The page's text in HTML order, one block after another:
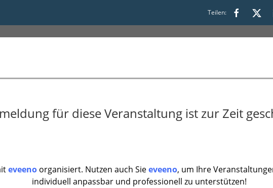
Teilen:
für diese Veranstaltung ist zur Zeit
eveeno organisiert. Nutzen auch Sieeveeno, um Ihre
individuell anpassbar und professionell zu unterstützen!